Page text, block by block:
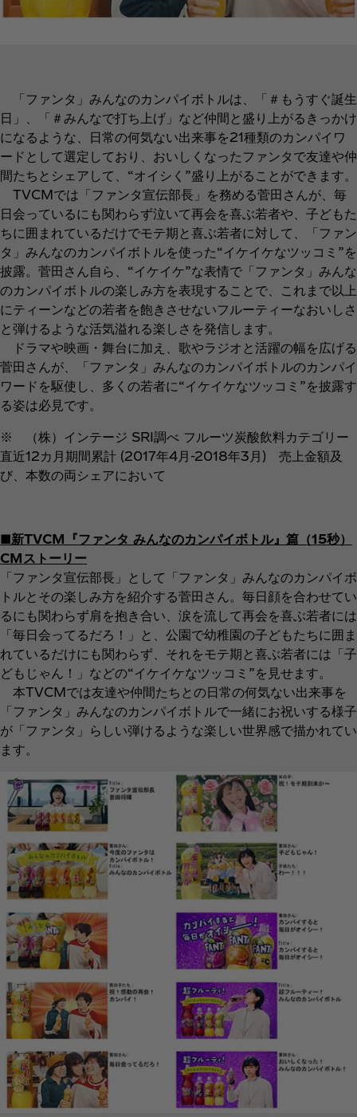
「ファンタ」みんなのカンパイボトルは、「＃もうすぐ誕生
日」、「＃みんなで打ち上げ」など仲間と盛り上がるきっかけ
になるような、日常の何気ない出来事を21種類のカンパイワ
ードとして選定しており、おいしくなったファンタで友達や仲
間たちとシェアして、“オイシく”盛り上がることができます。
TVCMでは「ファンタ宣伝部長」を務める菅田さんが、毎
日会っているにも関わらず泣いて再会を喜ぶ若者や、子どもた
ちに囲まれているだけでモテ期と喜ぶ若者に対して、「ファン
タ」みんなのカンパイボトルを使った“イケイケなツッコミ”を
披露。菅田さん自ら、“イケイケ”な表情で「ファンタ」みんな
のカンパイボトルの楽しみ方を表現することで、これまで以上
にティーンなどの若者を飽きさせないフルーティーなおいしさ
と弾けるような活気溢れる楽しさを発信します。
ドラマや映画・舞台に加え、歌やラジオと活躍の幅を広げる
菅田さんが、「ファンタ」みんなのカンパイボトルのカンパイ
ワードを駆使し、多くの若者に“イケイケなツッコミ”を披露す
る姿は必見です。
※ （株）インテージ SRI調べ フルーツ炭酸飲料カテゴリー
直近12カ月期間累計 (2017年4月-2018年3月) 売上金額及
び、本数の両シェアにおいて
■新TVCM『ファンタ みんなのカンパイボトル』篇（15秒）
CMストーリー
「ファンタ宣伝部長」として「ファンタ」みんなのカンパイボ
トルとその楽しみ方を紹介する菅田さん。毎日顔を合わせてい
るにも関わらず肩を抱き合い、涙を流して再会を喜ぶ若者には
「毎日会ってるだろ！」と、公園で幼稚園の子どもたちに囲ま
れているだけにも関わらず、それをモテ期と喜ぶ若者には「子
どもじゃん！」などの“イケイケなツッコミ”を見せます。
本TVCMでは友達や仲間たちとの日常の何気ない出来事を
「ファンタ」みんなのカンパイボトルで一緒にお祝いする様子
が「ファンタ」らしい弾けるような楽しい世界感で描かれてい
ます。